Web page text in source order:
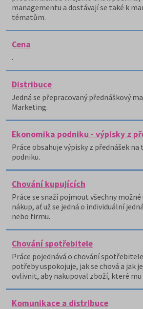
managementu a dostávají se také k
tématům.
Cena
.
Distribuce
Jedná se přepracovaný přednáškový
Marketing.
Ekonomika podniku - výpisky z
Práce obsahuje výpisky z přednášek
podniku.
Chování kupujících
Práce se snaží pojmout všechny
nákup, ať už se jedná o individuální
nebo firmu.
Chování spotřebitele
Práce pojednává o chování
potřeby uspokojuje, jak se chová a jak
ovlivnit, aby nakupoval zboží, které mu
Komunikace a distribuce